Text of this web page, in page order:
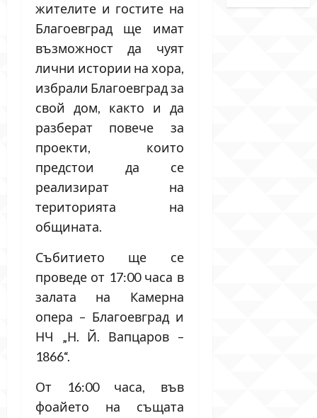
жителите и гостите на
Благоевград ще имат
възможност да чуят
лични истории на хора,
избрали Благоевград за
свой дом, както и да
разберат повече за
проекти, които
предстои да се
реализират на
територията на
общината.
Събитието ще се
проведе от 17:00 часа в
залата на Камерна
опера – Благоевград и
НЧ „Н. Й. Вапцаров –
1866“.
От 16:00 часа, във
фоайето на същата